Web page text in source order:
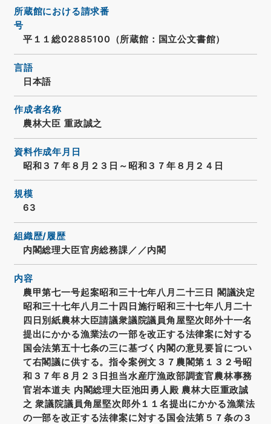
所蔵館における請求番
号
平１１総02885100（所蔵館：国立公文書館）
言語
日本語
作成者名称
農林大臣 重政誠之
資料作成年月日
昭和３７年８月２３日～昭和３７年８月２４日
規模
63
組織歴/履歴
内閣総理大臣官房総務課／／内閣
内容
農甲第七一号起案昭和三十七年八月二十三日 閣議決定
昭和三十七年八月二十四日施行昭和三十七年八月二十
四日別紙農林大臣請議衆議院議員角屋堅次郎外十一名
提出にかかる漁業法の一部を改正する法律案に対する
国会法第五十七条の三に基づく内閣の意見要旨につい
て右閣議に供する。指令案例文３７農閣第１３２号昭
和３７年８月２３日担当水産庁漁政部調査官農林事務
官岩本道夫 内閣総理大臣池田勇人殿 農林大臣重政誠
之 衆議院議員角屋堅次郎外１１名提出にかかる漁業法
の一部を改正する法律案に対する国会法第５７条の３